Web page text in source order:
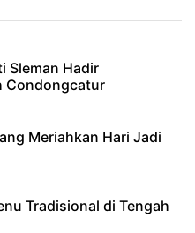
Sleman Hadir
Condongcatur
Meriahkan Hari Jadi
Tradisional di Tengah